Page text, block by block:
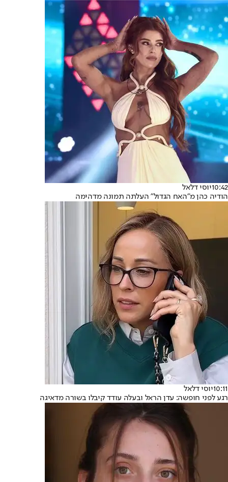
10:42יוסי דלאל
הודיה כהן מ"האח הגדול" העלתה תמונה מדהימה
10:11יוסי דלאל
רגע לפני חופשה: עדן הראל ובעלה עודד קיבלו בשורה מדאיגה